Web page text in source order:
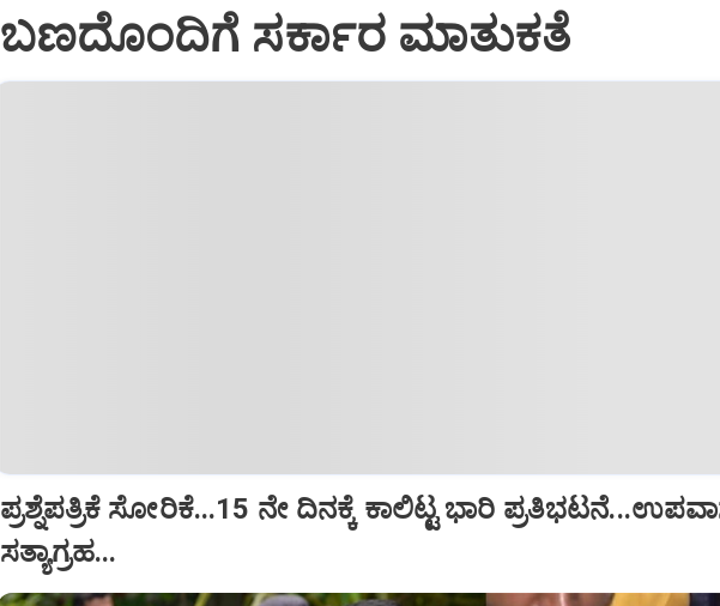
ಬಣದೊಂದಿಗೆ ಸರ್ಕಾರ ಮಾತುಕತೆ
ಪ್ರಶ್ನೆಪತ್ರಿಕೆ ಸೋರಿಕೆ...15 ನೇ ದಿನಕ್ಕೆ ಕಾಲಿಟ್ಟ ಭಾರಿ
ಸತ್ಯಾಗ್ರಹ...